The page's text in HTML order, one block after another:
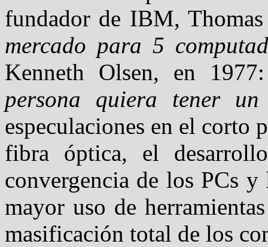
fundador de IBM,
mercado para 5
Kenneth Olsen, en
persona quiera tener
especulaciones en el corto
fibra óptica, el
convergencia de los PCs
mayor uso de
masificación total de los